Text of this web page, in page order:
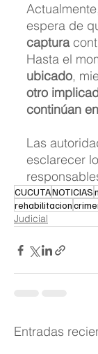
espera de
captura
Hasta el
ubicado,
otro
continúan
Las
esclarecer
CUCUTANOTICIAS
rehabilitacion
Judicial
Entradas